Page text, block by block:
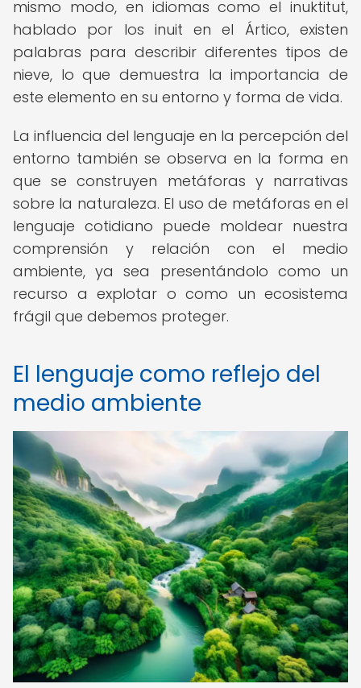
mismo modo, en idiomas como el inuktitut,
hablado por los inuit en el Ártico, existen
palabras para describir diferentes tipos de
nieve, lo que demuestra la importancia de
este elemento en su entorno y forma de vida.
La influencia del lenguaje en la percepción del
entorno también se observa en la forma en
que se construyen metáforas y narrativas
sobre la naturaleza. El uso de metáforas en el
lenguaje cotidiano puede moldear nuestra
comprensión y relación con el medio
ambiente, ya sea presentándolo como un
recurso a explotar o como un ecosistema
frágil que debemos proteger.
El lenguaje como reflejo del
medio ambiente